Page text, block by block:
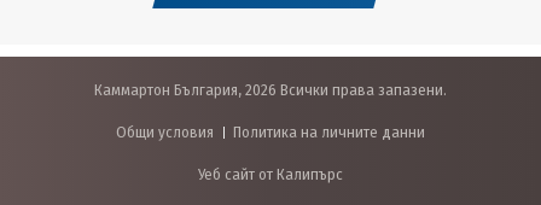
Каммартон България, 2026 Всички права запазени.
Общи условия Политика на личните данни
Уеб сайт от Калипърс